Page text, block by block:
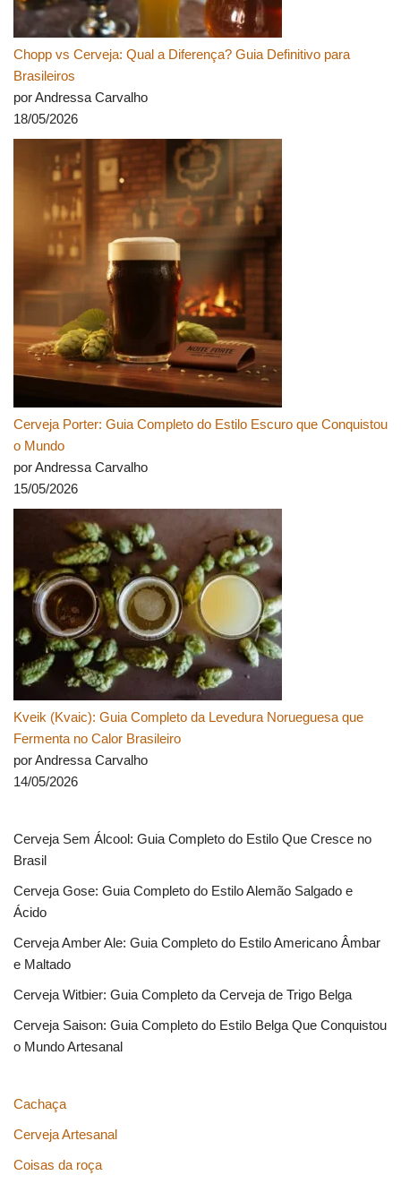
Chopp vs Cerveja: Qual a Diferença? Guia Definitivo para
Brasileiros
por Andressa Carvalho
18/05/2026
Cerveja Porter: Guia Completo do Estilo Escuro que Conquistou
o Mundo
por Andressa Carvalho
15/05/2026
Kveik (Kvaic): Guia Completo da Levedura Norueguesa que
Fermenta no Calor Brasileiro
por Andressa Carvalho
14/05/2026
Cerveja Sem Álcool: Guia Completo do Estilo Que Cresce no
Brasil
Cerveja Gose: Guia Completo do Estilo Alemão Salgado e
Ácido
Cerveja Amber Ale: Guia Completo do Estilo Americano Âmbar
e Maltado
Cerveja Witbier: Guia Completo da Cerveja de Trigo Belga
Cerveja Saison: Guia Completo do Estilo Belga Que Conquistou
o Mundo Artesanal
Cachaça
Cerveja Artesanal
Coisas da roça